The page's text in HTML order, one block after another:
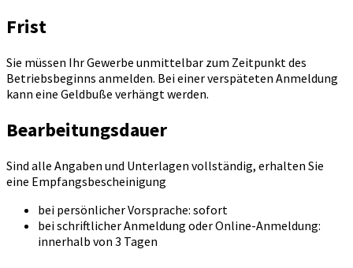
Frist
Sie müssen Ihr Gewerbe unmittelbar zum Zeitpunkt des
Betriebsbeginns anmelden. Bei einer verspäteten Anmeldung
kann eine Geldbuße verhängt werden.
Bearbeitungsdauer
Sind alle Angaben und Unterlagen vollständig, erhalten Sie
eine Empfangsbescheinigung
bei persönlicher Vorsprache: sofort
bei schriftlicher Anmeldung oder Online-Anmeldung:
innerhalb von 3 Tagen